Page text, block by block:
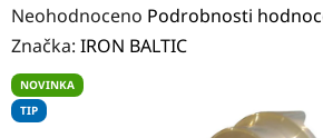
Průměrné
hodnocení
produktu
je
Neohodnoceno Podrobnosti
Značka: IRON BALTIC
NOVINKA
TIP